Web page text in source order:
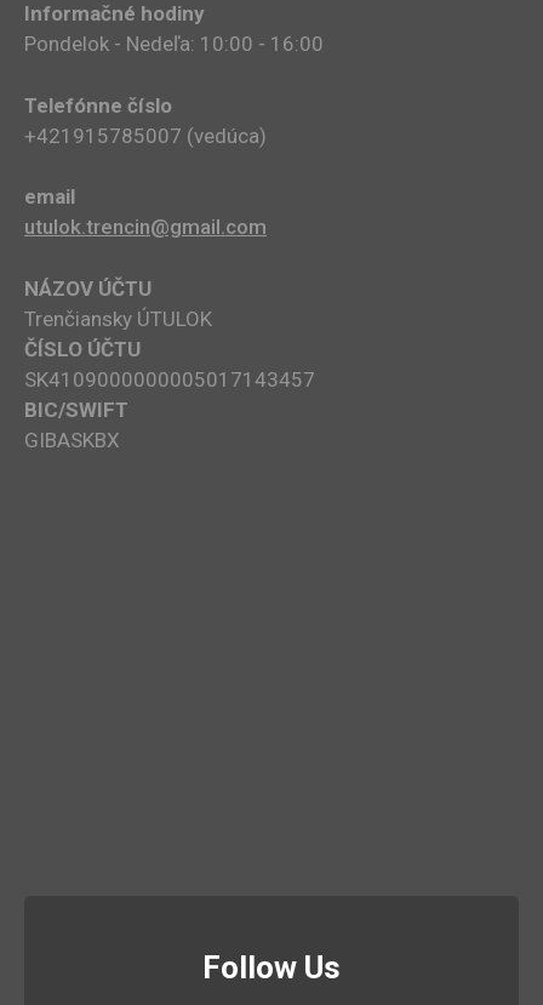
Informačné hodiny
Pondelok - Nedeľa: 10:00 - 16:00
Telefónne číslo
+421915785007​ (vedúca)
email
utulok.trencin@gmail.com
NÁZOV ÚČTU
Trenčiansky ÚTULOK
ČÍSLO ÚČTU
SK4109000000005017143457
BIC/SWIFT
GIBASKBX
Follow Us